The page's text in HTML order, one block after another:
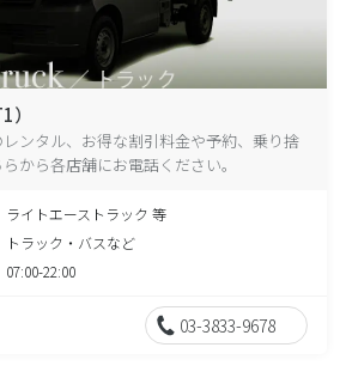
ンタル、お得な割引料金や予約、乗り捨
から各店舗にお電話ください。
ライトエーストラック 等
トラック・バスなど
07:00-22:00
03-3833-9678